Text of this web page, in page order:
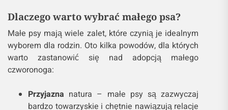
Dlaczego warto wybrać małego psa?
Małe psy mają wiele zalet, które czynią je idealnym
wyborem dla rodzin. Oto kilka powodów, dla których
warto zastanowić się nad adopcją małego
czworonoga:
Przyjazna natura – małe psy są zazwyczaj
bardzo towarzyskie i chętnie nawiązują relacje